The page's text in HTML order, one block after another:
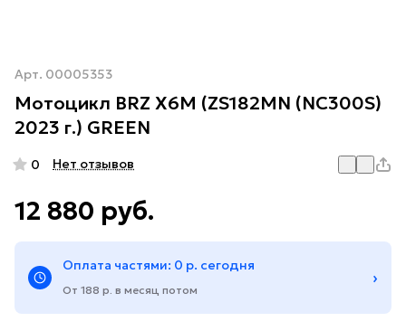
Арт. 00005353
Мотоцикл BRZ X6M (ZS182MN (NC300S)
2023 г.) GREEN
0 Нет отзывов
12 880 руб.
Оплата частями: 0 р. сегодня
От 188 р. в месяц потом
›